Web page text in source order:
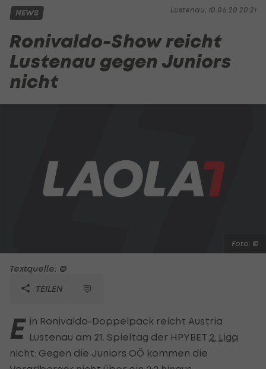
Lustenau, 10.06.20 20:21
NEWS
Ronivaldo-Show reicht
Lustenau gegen Juniors
nicht
Foto: ©
Textquelle: ©
TEILEN
E in Ronivaldo-Doppelpack reicht Austria
Lustenau am 21. Spieltag der HPYBET 2. Liga
nicht: Gegen die Juniors OÖ kommen die